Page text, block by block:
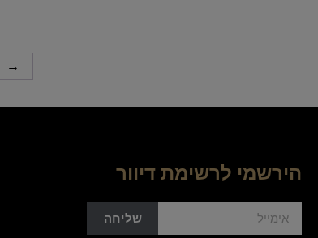
→
הירשמי לרשימת דיוור
שליחה